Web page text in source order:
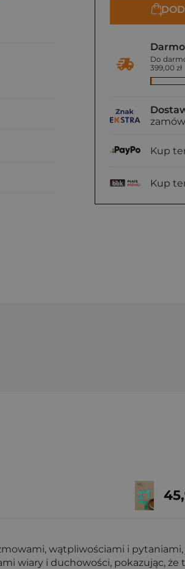
Do
399,00 zł
Kup
Kup
wątpliwościami i
wiary i duchowości, pokazując,